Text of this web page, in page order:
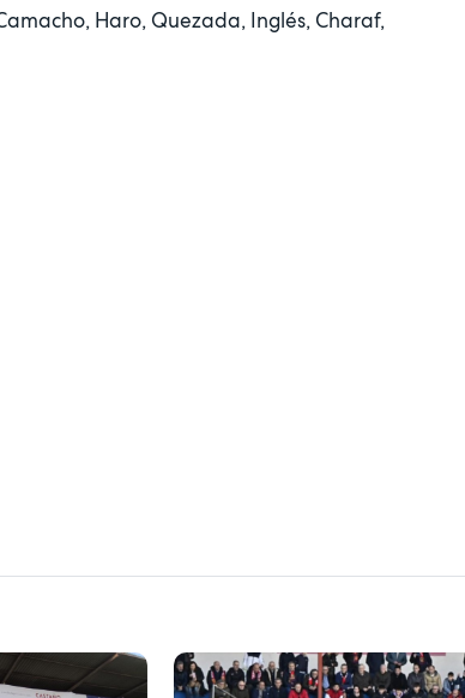
Haro, Quezada, Inglés, Charaf,